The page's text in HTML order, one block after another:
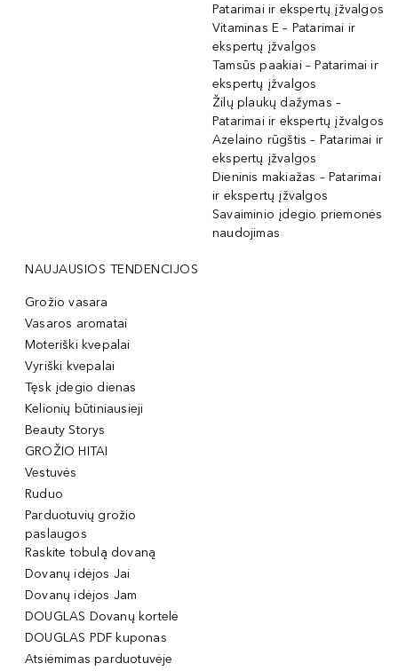
Patarimai ir ekspertų įžvalgos
Vitaminas E – Patarimai ir
ekspertų įžvalgos
Tamsūs paakiai – Patarimai ir
ekspertų įžvalgos
Žilų plaukų dažymas –
Patarimai ir ekspertų įžvalgos
Azelaino rūgštis – Patarimai ir
ekspertų įžvalgos
Dieninis makiažas – Patarimai
ir ekspertų įžvalgos
Savaiminio įdegio priemonės
naudojimas
NAUJAUSIOS TENDENCIJOS
Grožio vasara
Vasaros aromatai
Moteriški kvepalai
Vyriški kvepalai
Tęsk įdegio dienas
Kelionių būtiniausieji
Beauty Storys
GROŽIO HITAI
Vestuvės
Ruduo
Parduotuvių grožio
paslaugos
Raskite tobulą dovaną
Dovanų idėjos Jai
Dovanų idėjos Jam
DOUGLAS Dovanų kortelė
DOUGLAS PDF kuponas
Atsiėmimas parduotuvėje